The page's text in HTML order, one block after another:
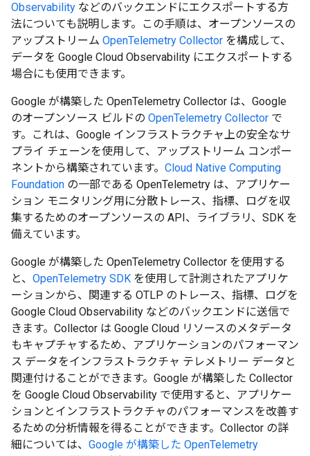
Observability などのバックエンドにエクスポートする方
法についても説明します。この手順は、オープンソースの
アップストリーム OpenTelemetry Collector を構成して、
データを Google Cloud Observability にエクスポートする
場合にも使用できます。
Google が構築した OpenTelemetry Collector は、Google
のオープンソース ビルドの OpenTelemetry Collector で
す。これは、Google インフラストラクチャ上の安全なサ
プライ チェーンを使用して、アップストリーム コンポー
ネントから構築されています。 Cloud Native Computing
Foundation の一部である OpenTelemetry は、アプリケー
ション モニタリング用に分散トレース、指標、ログを収
集するためのオープンソースの API、ライブラリ、SDK を
備えています。
Google が構築した OpenTelemetry Collector を使用する
と、 OpenTelemetry SDK を使用して計測されたアプリケ
ーションから、関連する OTLP のトレース、指標、ログを
Google Cloud Observability などのバックエンドに送信で
きます。Collector は Google Cloud リソースのメタデータ
もキャプチャするため、アプリケーションのパフォーマン
ス データをインフラストラクチャ テレメトリー データと
関連付けることができます。Google が構築した Collector
を Google Cloud Observability で使用すると、アプリケー
ションとインフラストラクチャのパフォーマンスを改善す
るための分析情報を得ることができます。Collector の詳
細については、 Google が構築した OpenTelemetry